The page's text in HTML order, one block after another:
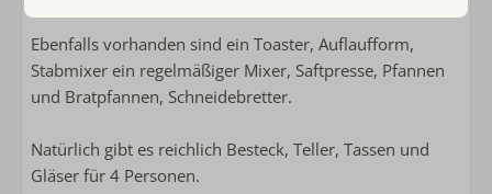
Ebenfalls vorhanden sind ein Toaster, Auflaufform,
Stabmixer ein regelmäßiger Mixer, Saftpresse, Pfannen
und Bratpfannen, Schneidebretter.
Natürlich gibt es reichlich Besteck, Teller, Tassen und
Gläser für 4 Personen.